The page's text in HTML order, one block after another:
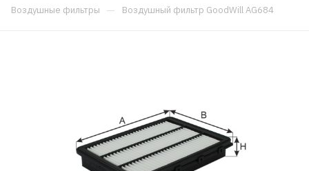
Воздушные фильтры — Воздушный фильтр GoodWill AG684